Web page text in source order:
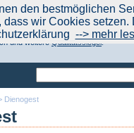
Dienogest
Aktuelle Nachrichten|
Sie schon?
und weitereQualitätssiegel.
den bestmöglichen
wir Cookies
--> mehr